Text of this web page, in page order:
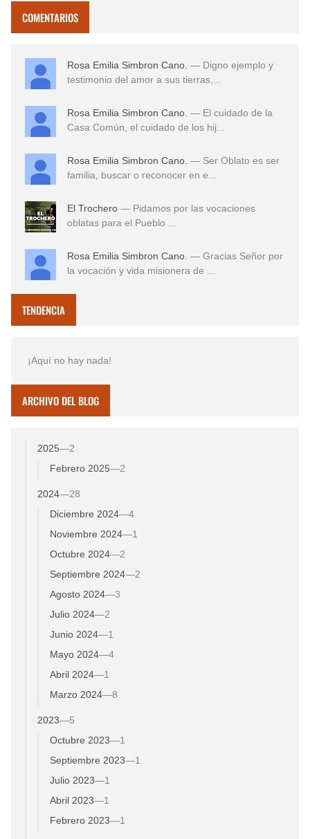
COMENTARIOS
Rosa Emilia Simbron Cano. — Digno ejemplo y
testimonio del amor a sus tierras,...
Rosa Emilia Simbron Cano. — El cuidado de la
Casa Común, el cuidado de los hij...
Rosa Emilia Simbron Cano. — Ser Oblato es ser
familia, buscar o reconocer en e...
El Trochero — Pidamos por las vocaciones
oblatas para el Pueblo ...
Rosa Emilia Simbron Cano. — Gracias Señor por
la vocación y vida misionera de ...
TENDENCIA
¡Aquí no hay nada!
ARCHIVO DEL BLOG
2025—2
Febrero 2025—2
2024—28
Diciembre 2024—4
Noviembre 2024—1
Octubre 2024—2
Septiembre 2024—2
Agosto 2024—3
Julio 2024—2
Junio 2024—1
Mayo 2024—4
Abril 2024—1
Marzo 2024—8
2023—5
Octubre 2023—1
Septiembre 2023—1
Julio 2023—1
Abril 2023—1
Febrero 2023—1